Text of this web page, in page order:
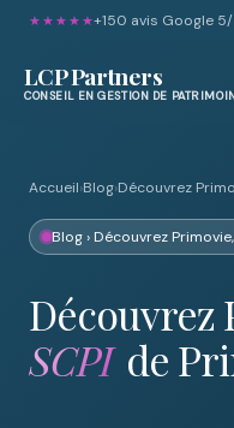
★★★★★+150 avis Google
LCP Partners
CONSEIL EN GESTION DE
Accueil›Blog›Découvrez
Blog › Découvrez
Découvrez
SCPI de